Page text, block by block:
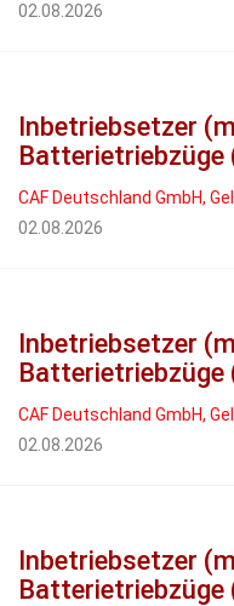
02.08.2026
Inbetriebsetzer
Batterietriebzüge
CAF Deutschland GmbH,
02.08.2026
Inbetriebsetzer
Batterietriebzüge
CAF Deutschland GmbH,
02.08.2026
Inbetriebsetzer
Batterietriebzüge